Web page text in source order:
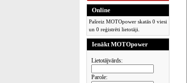
Online
Pašreiz MOTOpower skatās 0 viesi
un 0 reģistrēti lietotāji.
Ienākt MOTOpower
Lietotājvārds:
Parole: